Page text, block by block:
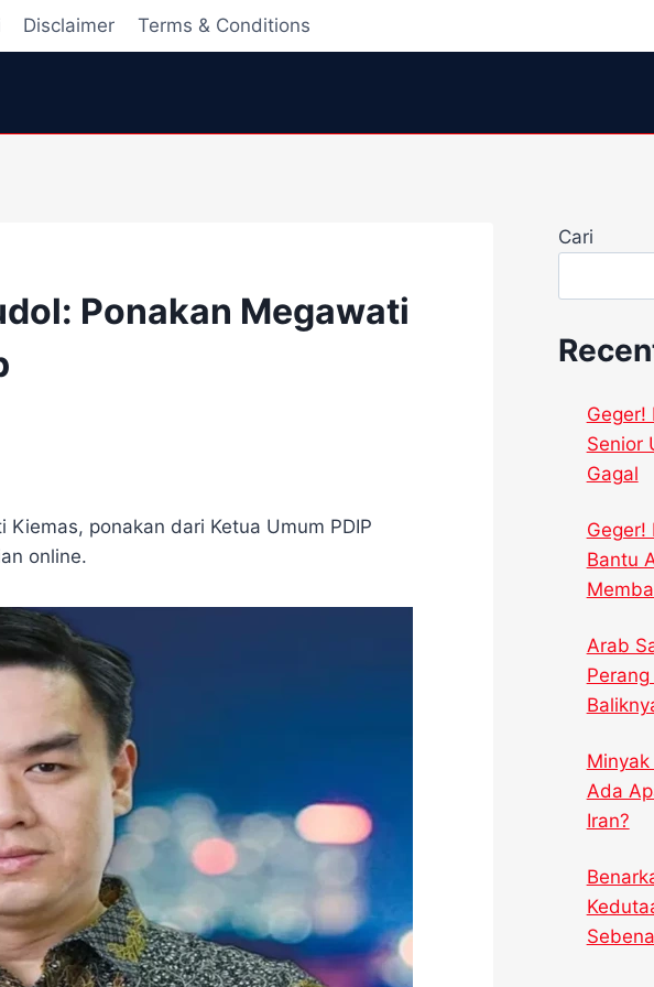
Disclaimer Terms & Conditions
Ponakan Megawati
ponakan dari Ketua Umum PDIP
online.
Cari
Geger!
Senior
Gagal
Geger!
Bantu
Arab
Ada
Iran?